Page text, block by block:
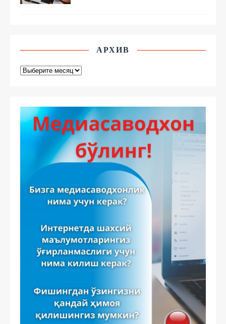
АРХИВ